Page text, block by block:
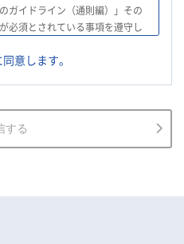
ガイドライン（通則編）」その
必須とされている事項を遵守し
正に取得し、法令で不要とさ
の個人情報の利用目的を通知又
について、不正アクセス、漏え
め、個人データの管理のために
意します。
する